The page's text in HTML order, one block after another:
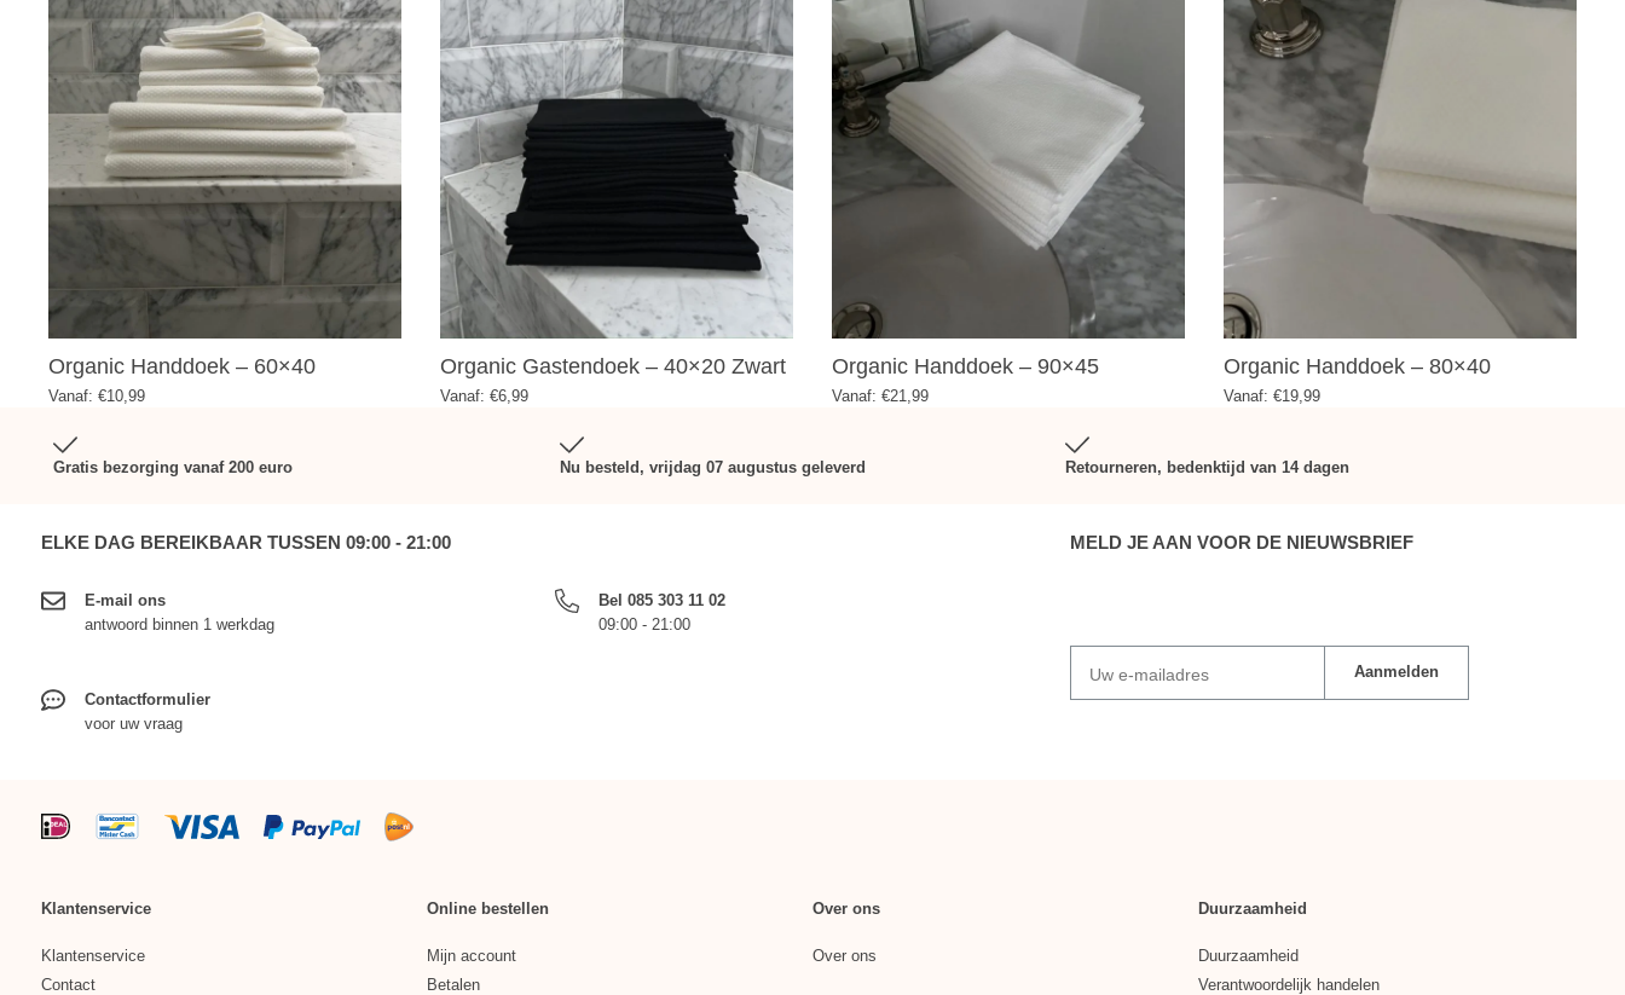
Organic Handdoek – 60×40
Vanaf: €10,99
Organic Gastendoek – 40×20 Zwart
Vanaf: €6,99
Organic Handdoek – 90×45
Vanaf: €21,99
Organic Handdoek – 80×40
Vanaf: €19,99
Gratis bezorging vanaf 200 euro Nu besteld, vrijdag 07 augustus geleverd Retourneren, bedenktijd van 14 dagen
ELKE DAG BEREIKBAAR TUSSEN 09:00 - 21:00
E-mail ons
antwoord binnen 1 werkdag
Bel 085 303 11 02
09:00 - 21:00
Contactformulier
voor uw vraag
MELD JE AAN VOOR DE NIEUWSBRIEF
Uw e-mailadres Aanmelden
Klantenservice
Klantenservice
Contact
Online bestellen
Mijn account
Betalen
Over ons
Over ons
Duurzaamheid
Duurzaamheid
Verantwoordelijk handelen